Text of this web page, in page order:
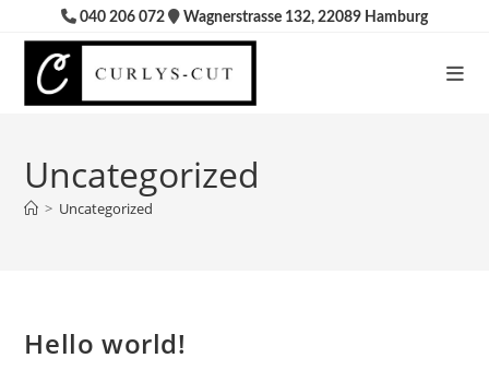
Inhalt
springen
040 206 072 Wagnerstrasse 132, 22089 Hamburg
Uncategorized
> Uncategorized
Hello world!